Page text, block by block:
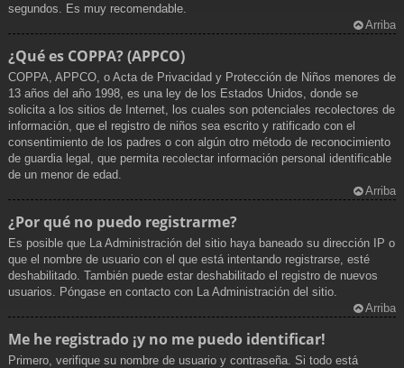
segundos. Es muy recomendable.
Arriba
¿Qué es COPPA? (APPCO)
COPPA, APPCO, o Acta de Privacidad y Protección de Niños menores de
13 años del año 1998, es una ley de los Estados Unidos, donde se
solicita a los sitios de Internet, los cuales son potenciales recolectores de
información, que el registro de niños sea escrito y ratificado con el
consentimiento de los padres o con algún otro método de reconocimiento
de guardia legal, que permita recolectar información personal identificable
de un menor de edad.
Arriba
¿Por qué no puedo registrarme?
Es posible que La Administración del sitio haya baneado su dirección IP o
que el nombre de usuario con el que está intentando registrarse, esté
deshabilitado. También puede estar deshabilitado el registro de nuevos
usuarios. Póngase en contacto con La Administración del sitio.
Arriba
Me he registrado ¡y no me puedo identificar!
Primero, verifique su nombre de usuario y contraseña. Si todo está